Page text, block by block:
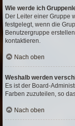
Wie werde ich
Der Leiter einer Gruppe
festgelegt, wenn die
Benutzergruppe
kontaktieren.
Nach oben
Weshalb werden
Es ist der Board-
Farben zuzuteilen, so
Nach oben